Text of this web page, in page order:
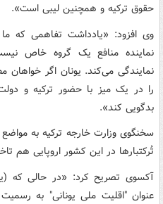
حقوق ترکیه و همچنین لیبی است».
وی افزود: «یادداشت تفاهمی که
نماینده منافع یک گروه خاص
نمایندگی می‌کند. یونان اگر خواهان
را در یک میز با حضور ترکیه و
بدگویی کند».
سخنگوی وزارت خارجه ترکیه به
تُرکتبارها در این کشور اروپایی هم
آکسوی تصریح کرد: «در حالی که
عنوان "اقلیت ملی یونانی" به